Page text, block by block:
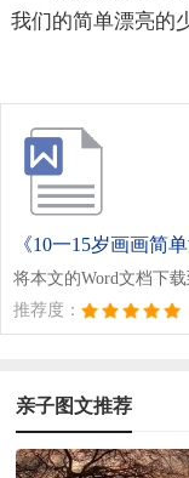
我们的简单漂亮的
《10一15岁画画简单
将本文的Word文档下
推荐度：
亲子图文推荐